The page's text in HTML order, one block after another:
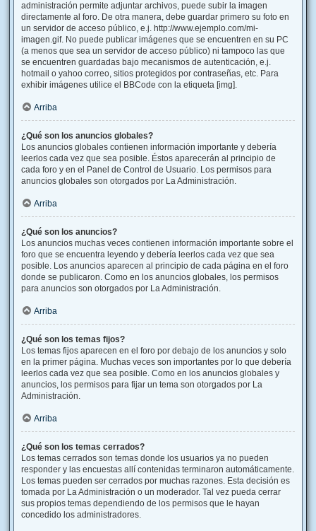
administración permite adjuntar archivos, puede subir la imagen
directamente al foro. De otra manera, debe guardar primero su foto en
un servidor de acceso público, e.j. http://www.ejemplo.com/mi-
imagen.gif. No puede publicar imágenes que se encuentren en su PC
(a menos que sea un servidor de acceso público) ni tampoco las que
se encuentren guardadas bajo mecanismos de autenticación, e.j.
hotmail o yahoo correo, sitios protegidos por contraseñas, etc. Para
exhibir imágenes utilice el BBCode con la etiqueta [img].
Arriba
¿Qué son los anuncios globales?
Los anuncios globales contienen información importante y debería
leerlos cada vez que sea posible. Éstos aparecerán al principio de
cada foro y en el Panel de Control de Usuario. Los permisos para
anuncios globales son otorgados por La Administración.
Arriba
¿Qué son los anuncios?
Los anuncios muchas veces contienen información importante sobre el
foro que se encuentra leyendo y debería leerlos cada vez que sea
posible. Los anuncios aparecen al principio de cada página en el foro
donde se publicaron. Como en los anuncios globales, los permisos
para anuncios son otorgados por La Administración.
Arriba
¿Qué son los temas fijos?
Los temas fijos aparecen en el foro por debajo de los anuncios y solo
en la primer página. Muchas veces son importantes por lo que debería
leerlos cada vez que sea posible. Como en los anuncios globales y
anuncios, los permisos para fijar un tema son otorgados por La
Administración.
Arriba
¿Qué son los temas cerrados?
Los temas cerrados son temas donde los usuarios ya no pueden
responder y las encuestas allí contenidas terminaron automáticamente.
Los temas pueden ser cerrados por muchas razones. Esta decisión es
tomada por La Administración o un moderador. Tal vez pueda cerrar
sus propios temas dependiendo de los permisos que le hayan
concedido los administradores.